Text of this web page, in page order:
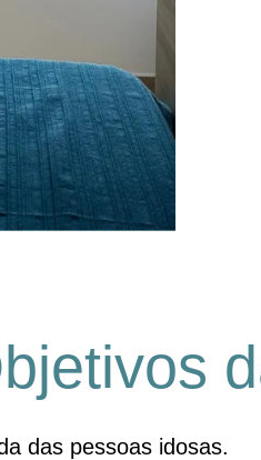
das pessoas idosas.